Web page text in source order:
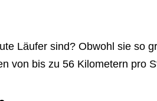
Läufer sind? Obwohl sie so
von bis zu 56 Kilometern pro